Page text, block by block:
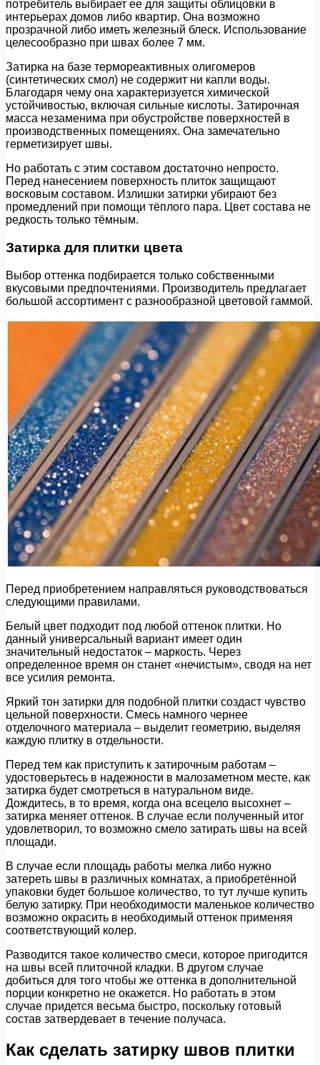
потребитель выбирает ее для защиты облицовки в
интерьерах домов либо квартир. Она возможно
прозрачной либо иметь железный блеск. Использование
целесообразно при швах более 7 мм.
Затирка на базе термореактивных олигомеров
(синтетических смол) не содержит ни капли воды.
Благодаря чему она характеризуется химической
устойчивостью, включая сильные кислоты. Затирочная
масса незаменима при обустройстве поверхностей в
производственных помещениях. Она замечательно
герметизирует швы.
Но работать с этим составом достаточно непросто.
Перед нанесением поверхность плиток защищают
восковым составом. Излишки затирки убирают без
промедлений при помощи тёплого пара. Цвет состава не
редкость только тёмным.
Затирка для плитки цвета
Выбор оттенка подбирается только собственными
вкусовыми предпочтениями. Производитель предлагает
большой ассортимент с разнообразной цветовой гаммой.
Перед приобретением направляться руководствоваться
следующими правилами.
Белый цвет подходит под любой оттенок плитки. Но
данный универсальный вариант имеет один
значительный недостаток – маркость. Через
определенное время он станет «нечистым», сводя на нет
все усилия ремонта.
Яркий тон затирки для подобной плитки создаст чувство
цельной поверхности. Смесь намного чернее
отделочного материала – выделит геометрию, выделяя
каждую плитку в отдельности.
Перед тем как приступить к затирочным работам –
удостоверьтесь в надежности в малозаметном месте, как
затирка будет смотреться в натуральном виде.
Дождитесь, в то время, когда она всецело высохнет –
затирка меняет оттенок. В случае если полученный итог
удовлетворил, то возможно смело затирать швы на всей
площади.
В случае если площадь работы мелка либо нужно
затереть швы в различных комнатах, а приобретённой
упаковки будет большое количество, то тут лучше купить
белую затирку. При необходимости маленькое количество
возможно окрасить в необходимый оттенок применяя
соответствующий колер.
Разводится такое количество смеси, которое пригодится
на швы всей плиточной кладки. В другом случае
добиться для того чтобы же оттенка в дополнительной
порции конкретно не окажется. Но работать в этом
случае придется весьма быстро, поскольку готовый
состав затвердевает в течение получаса.
Как сделать затирку швов плитки